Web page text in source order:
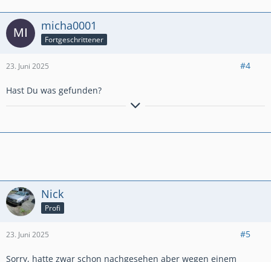
Kadett E-CC "Beauty" (Bj. 1991, 49k km)
micha0001
Fortgeschrittener
23. Juni 2025 #4
Hast Du was gefunden?
B 1,1; C 1,0; D 1,2+1,3+1,6+2,0; E 2,0+1,3+1,6+2,0+2,0;
Kadett E-CC "Beauty" (Bj. 1991, 49k km)
Nick
Profi
23. Juni 2025 #5
Sorry, hatte zwar schon nachgesehen aber wegen einem